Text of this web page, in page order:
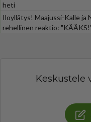
heti
Iloyllätys! Maajussi-Kalle ja
rehellinen reaktio:
Keskustele